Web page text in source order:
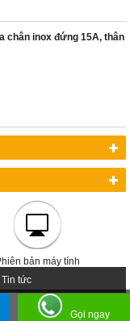
chân inox đứng 15A, thân
bản máy tính
Tin tức
Gọi ngay